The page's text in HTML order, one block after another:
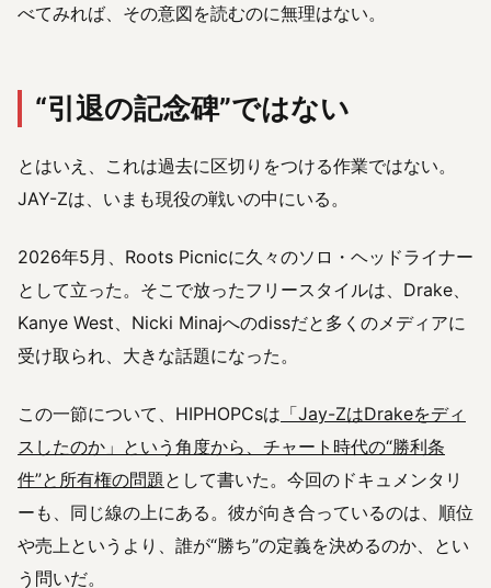
べてみれば、その意図を読むのに無理はない。
“引退の記念碑”ではない
とはいえ、これは過去に区切りをつける作業ではない。
JAY-Zは、いまも現役の戦いの中にいる。
2026年5月、Roots Picnicに久々のソロ・ヘッドライナー
として立った。そこで放ったフリースタイルは、Drake、
Kanye West、Nicki Minajへのdissだと多くのメディアに
受け取られ、大きな話題になった。
この一節について、HIPHOPCsは 「Jay-ZはDrakeをディ
スしたのか」という角度から、チャート時代の“勝利条
件”と所有権の問題として書いた。今回のドキュメンタリ
ーも、同じ線の上にある。彼が向き合っているのは、順位
や売上というより、誰が“勝ち”の定義を決めるのか、とい
う問いだ。